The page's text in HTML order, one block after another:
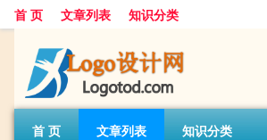
首 页 文章列表 知识分类
首 页 文章列表 知识分类